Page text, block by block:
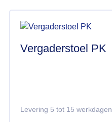
Vergaderstoel PK
Levering 5 tot 15 werkdagen